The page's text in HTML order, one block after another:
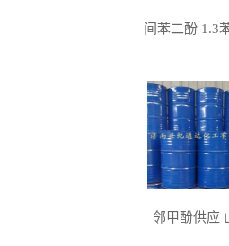
间苯二酚 1.3
邻甲酚供应